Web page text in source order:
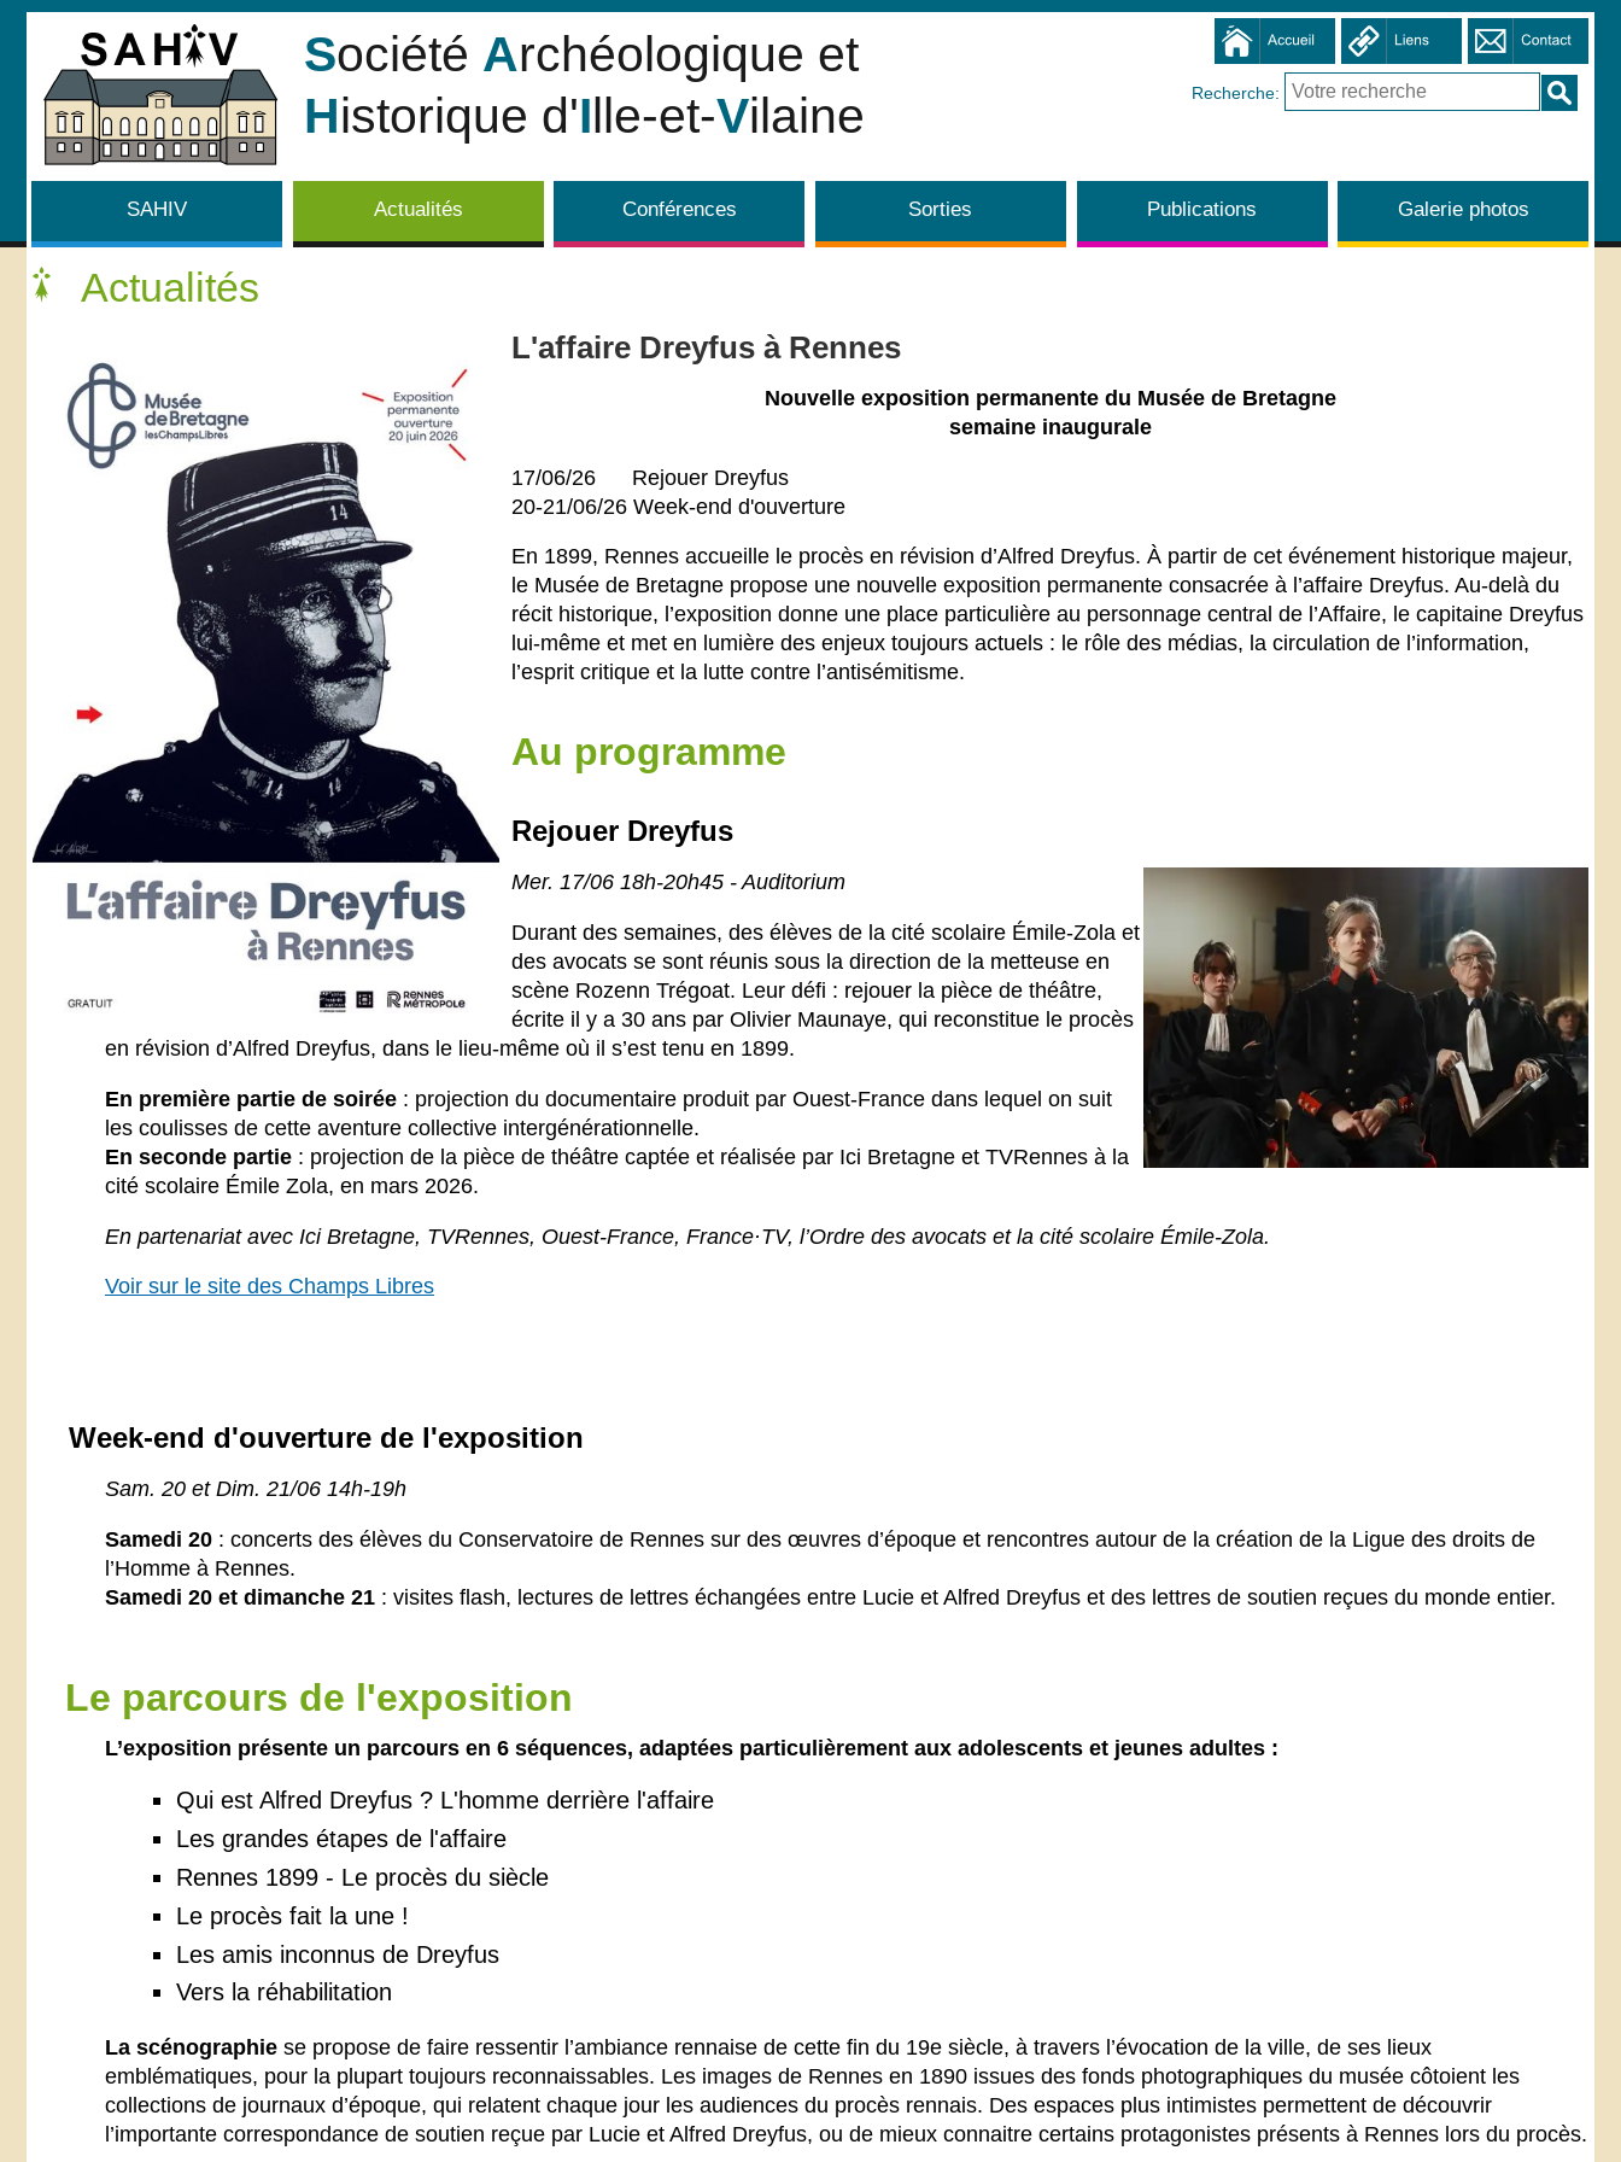
Société Archéologique et
Historique d'Ille-et-Vilaine Recherche:
SAHIV Actualités Conférences Sorties Publications Galerie photos
Actualités
L'affaire Dreyfus à Rennes
Nouvelle exposition permanente du Musée de Bretagne
semaine inaugurale
17/06/26 Rejouer Dreyfus
20-21/06/26 Week-end d'ouverture
En 1899, Rennes accueille le procès en révision d’Alfred Dreyfus. À partir de cet événement historique majeur,
le Musée de Bretagne propose une nouvelle exposition permanente consacrée à l’affaire Dreyfus. Au-delà du
récit historique, l’exposition donne une place particulière au personnage central de l’Affaire, le capitaine Dreyfus
lui-même et met en lumière des enjeux toujours actuels : le rôle des médias, la circulation de l’information,
l’esprit critique et la lutte contre l’antisémitisme.
Au programme
Rejouer Dreyfus
Mer. 17/06 18h-20h45 - Auditorium
Durant des semaines, des élèves de la cité scolaire Émile-Zola et
des avocats se sont réunis sous la direction de la metteuse en
scène Rozenn Trégoat. Leur défi : rejouer la pièce de théâtre,
écrite il y a 30 ans par Olivier Maunaye, qui reconstitue le procès
en révision d’Alfred Dreyfus, dans le lieu-même où il s’est tenu en 1899.
En première partie de soirée : projection du documentaire produit par Ouest-France dans lequel on suit
les coulisses de cette aventure collective intergénérationnelle.
En seconde partie : projection de la pièce de théâtre captée et réalisée par Ici Bretagne et TVRennes à la
cité scolaire Émile Zola, en mars 2026.
En partenariat avec Ici Bretagne, TVRennes, Ouest-France, France·TV, l’Ordre des avocats et la cité scolaire Émile-Zola.
Voir sur le site des Champs Libres
Week-end d'ouverture de l'exposition
Sam. 20 et Dim. 21/06 14h-19h
Samedi 20 : concerts des élèves du Conservatoire de Rennes sur des œuvres d’époque et rencontres autour de la création de la Ligue des droits de
l’Homme à Rennes.
Samedi 20 et dimanche 21 : visites flash, lectures de lettres échangées entre Lucie et Alfred Dreyfus et des lettres de soutien reçues du monde entier.
Le parcours de l'exposition
L’exposition présente un parcours en 6 séquences, adaptées particulièrement aux adolescents et jeunes adultes :
Qui est Alfred Dreyfus ? L'homme derrière l'affaire
Les grandes étapes de l'affaire
Rennes 1899 - Le procès du siècle
Le procès fait la une !
Les amis inconnus de Dreyfus
Vers la réhabilitation
La scénographie se propose de faire ressentir l’ambiance rennaise de cette fin du 19e siècle, à travers l’évocation de la ville, de ses lieux
emblématiques, pour la plupart toujours reconnaissables. Les images de Rennes en 1890 issues des fonds photographiques du musée côtoient les
collections de journaux d’époque, qui relatent chaque jour les audiences du procès rennais. Des espaces plus intimistes permettent de découvrir
l’importante correspondance de soutien reçue par Lucie et Alfred Dreyfus, ou de mieux connaitre certains protagonistes présents à Rennes lors du procès.